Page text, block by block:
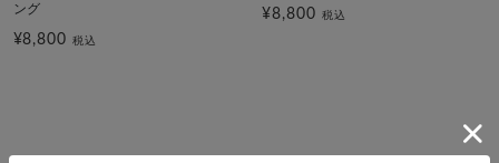
ング
¥8,800税込
¥8,800 税込